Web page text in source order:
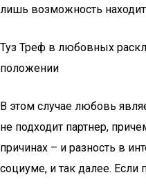
лишь возможность
Туз Треф в любовных
положении
В этом случае любовь
не подходит партнер,
причинах – и разность в
социуме, и так далее. Если